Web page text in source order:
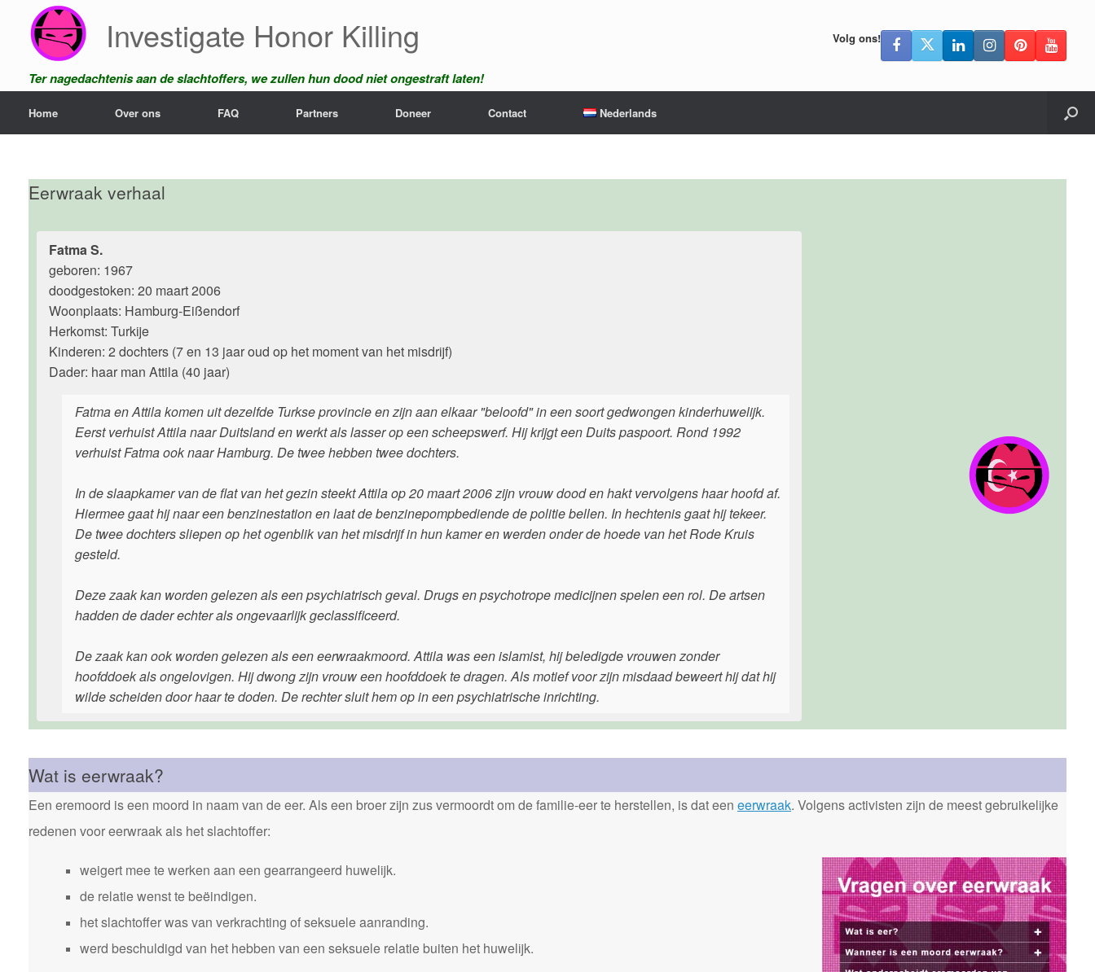
Investigate Honor Killing
Ter nagedachtenis aan de slachtoffers, we zullen hun dood niet ongestraft laten!
Volg ons!
Home Over ons FAQ Partners Doneer Contact Nederlands
Eerwraak verhaal
Fatma S.
geboren: 1967
doodgestoken: 20 maart 2006
Woonplaats: Hamburg-Eißendorf
Herkomst: Turkije
Kinderen: 2 dochters (7 en 13 jaar oud op het moment van het misdrijf)
Dader: haar man Attila (40 jaar)
Fatma en Attila komen uit dezelfde Turkse provincie en zijn aan elkaar "beloofd" in een soort gedwongen kinderhuwelijk.
Eerst verhuist Attila naar Duitsland en werkt als lasser op een scheepswerf. Hij krijgt een Duits paspoort. Rond 1992
verhuist Fatma ook naar Hamburg. De twee hebben twee dochters.
In de slaapkamer van de flat van het gezin steekt Attila op 20 maart 2006 zijn vrouw dood en hakt vervolgens haar hoofd af.
Hiermee gaat hij naar een benzinestation en laat de benzinepompbediende de politie bellen. In hechtenis gaat hij tekeer.
De twee dochters sliepen op het ogenblik van het misdrijf in hun kamer en werden onder de hoede van het Rode Kruis
gesteld.
Deze zaak kan worden gelezen als een psychiatrisch geval. Drugs en psychotrope medicijnen spelen een rol. De artsen
hadden de dader echter als ongevaarlijk geclassificeerd.
De zaak kan ook worden gelezen als een eerwraakmoord. Attila was een islamist, hij beledigde vrouwen zonder
hoofddoek als ongelovigen. Hij dwong zijn vrouw een hoofddoek te dragen. Als motief voor zijn misdaad beweert hij dat hij
wilde scheiden door haar te doden. De rechter sluit hem op in een psychiatrische inrichting.
Wat is eerwraak?
Een eremoord is een moord in naam van de eer. Als een broer zijn zus vermoordt om de familie-eer te herstellen, is dat een eerwraak. Volgens activisten zijn de meest gebruikelijke
redenen voor eerwraak als het slachtoffer:
weigert mee te werken aan een gearrangeerd huwelijk.
de relatie wenst te beëindigen.
het slachtoffer was van verkrachting of seksuele aanranding.
werd beschuldigd van het hebben van een seksuele relatie buiten het huwelijk.